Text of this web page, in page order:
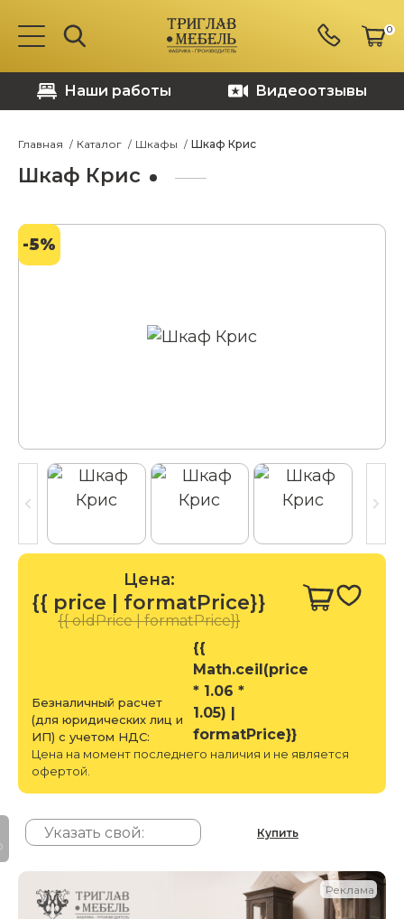
0
Наши работы Видеоотзывы
Главная Каталог Шкафы Шкаф Крис
Шкаф Крис
-5%
Цена:
{{ price | formatPrice}}
{{ oldPrice | formatPrice}}
Безналичный расчет
(для юридических лиц и
ИП) с учетом НДС:
{{
Math.ceil(price
* 1.06 *
1.05) |
formatPrice}}
Цена на момент последнего наличия и не является
офертой.
Купить
Реклама